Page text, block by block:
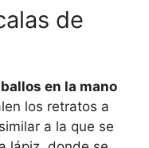
de
en la mano
los retratos a
a la que se